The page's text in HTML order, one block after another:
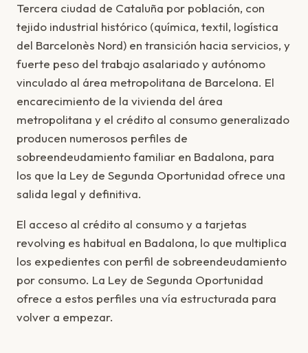
Tercera ciudad de Cataluña por población, con
tejido industrial histórico (química, textil, logística
del Barcelonès Nord) en transición hacia servicios, y
fuerte peso del trabajo asalariado y autónomo
vinculado al área metropolitana de Barcelona. El
encarecimiento de la vivienda del área
metropolitana y el crédito al consumo generalizado
producen numerosos perfiles de
sobreendeudamiento familiar en Badalona, para
los que la Ley de Segunda Oportunidad ofrece una
salida legal y definitiva.
El acceso al crédito al consumo y a tarjetas
revolving es habitual en Badalona, lo que multiplica
los expedientes con perfil de sobreendeudamiento
por consumo. La Ley de Segunda Oportunidad
ofrece a estos perfiles una vía estructurada para
volver a empezar.